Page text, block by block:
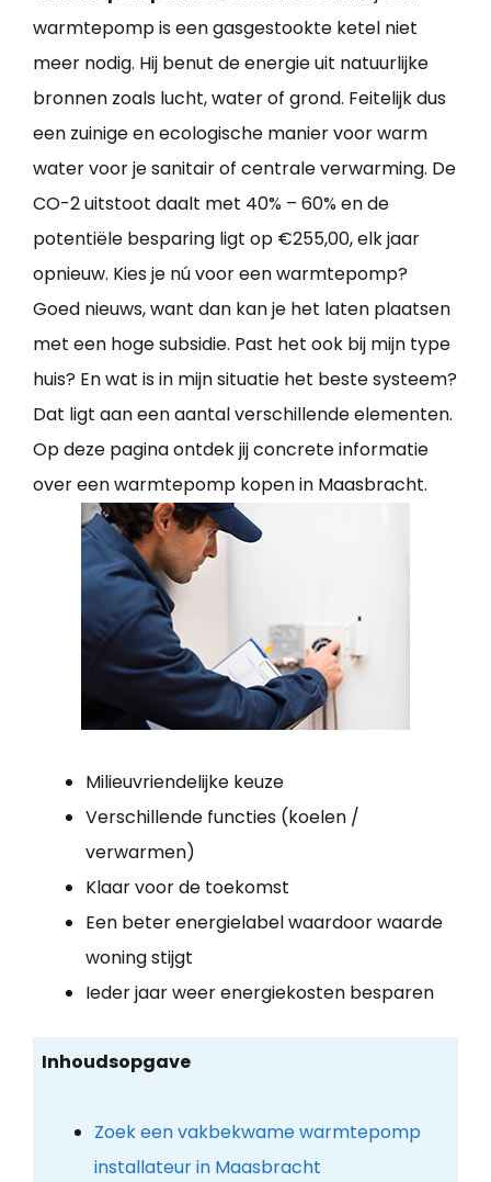
warmtepomp is een gasgestookte ketel niet
meer nodig. Hij benut de energie uit natuurlijke
bronnen zoals lucht, water of grond. Feitelijk dus
een zuinige en ecologische manier voor warm
water voor je sanitair of centrale verwarming. De
CO-2 uitstoot daalt met 40% – 60% en de
potentiële besparing ligt op €255,00, elk jaar
opnieuw. Kies je nú voor een warmtepomp?
Goed nieuws, want dan kan je het laten plaatsen
met een hoge subsidie. Past het ook bij mijn type
huis? En wat is in mijn situatie het beste systeem?
Dat ligt aan een aantal verschillende elementen.
Op deze pagina ontdek jij concrete informatie
over een warmtepomp kopen in Maasbracht.
Milieuvriendelijke keuze
Verschillende functies (koelen /
verwarmen)
Klaar voor de toekomst
Een beter energielabel waardoor waarde
woning stijgt
Ieder jaar weer energiekosten besparen
Inhoudsopgave
Zoek een vakbekwame warmtepomp
installateur in Maasbracht